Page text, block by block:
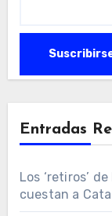
Entradas
Los ‘retiros’
cuestan a